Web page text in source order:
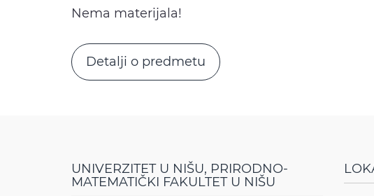
Nema materijala!
Detalji o predmetu
UNIVERZITET U NIŠU, PRIRODNO-
MATEMATIČKI FAKULTET U NIŠU